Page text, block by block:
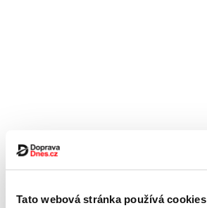
Tato webová stránka používá cookies